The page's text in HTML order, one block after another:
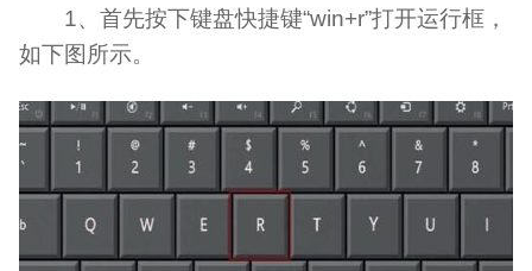
1、首先按下键盘快捷键“win+r”打开运行框，
如下图所示。